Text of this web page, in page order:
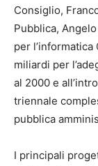
Consiglio,
Pubblica,
per
miliardi per
al 2000 e
triennale
pubblica
I principali